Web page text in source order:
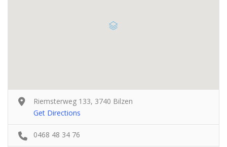
Riemsterweg 133, 3740 Bilzen
Get Directions
0468 48 34 76